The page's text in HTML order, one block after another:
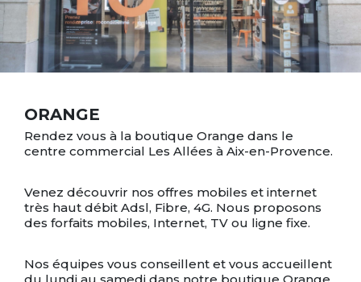
ORANGE
Rendez vous à la boutique Orange dans le
centre commercial Les Allées à Aix-en-Provence.
Venez découvrir nos offres mobiles et internet
très haut débit Adsl, Fibre, 4G. Nous proposons
des forfaits mobiles, Internet, TV ou ligne fixe.
Nos équipes vous conseillent et vous accueillent